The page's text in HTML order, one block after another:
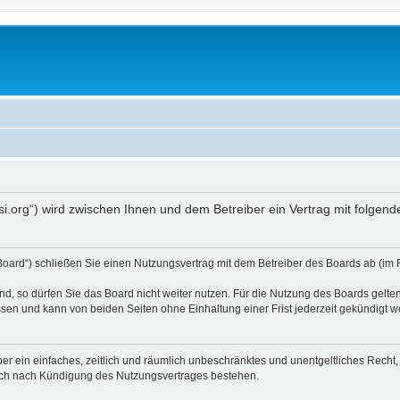
wird zwischen Ihnen und dem Betreiber ein Vertrag mit
schließen Sie einen Nutzungsvertrag mit dem Betreiber des Boards ab
so dürfen Sie das Board nicht weiter nutzen. Für die Nutzung des Boards
und kann von beiden Seiten ohne Einhaltung einer Frist jederzeit gekündigt
ein einfaches, zeitlich und räumlich unbeschränktes und unentgeltliches
nach Kündigung des Nutzungsvertrages bestehen.